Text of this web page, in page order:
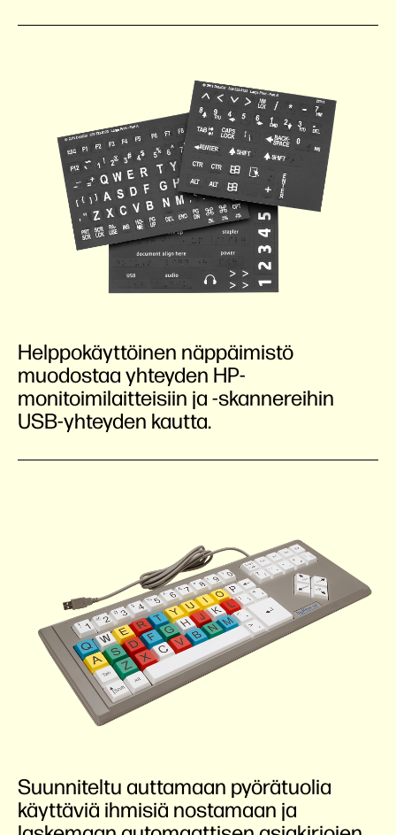
Helppokäyttöinen näppäimistö
muodostaa yhteyden HP-
monitoimilaitteisiin ja -skannereihin
USB-yhteyden kautta.
Suunniteltu auttamaan pyörätuolia
käyttäviä ihmisiä nostamaan ja